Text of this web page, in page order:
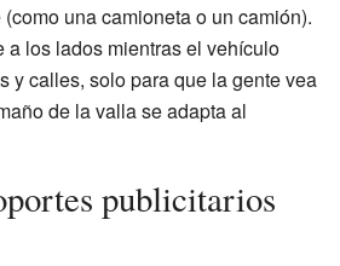
una camioneta o un camión).
a los lados mientras el vehículo
y calles, solo para que la gente vea
de la valla se adapta al
publicitarios